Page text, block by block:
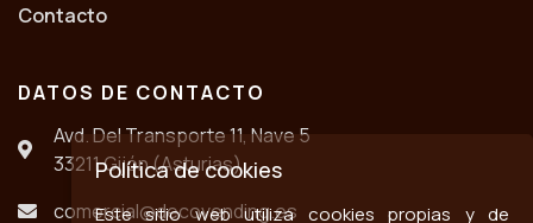
Contacto
DATOS DE CONTACTO
Avd. Del Transporte 11, Nave 5
33211 Gijón (Asturias)
comercial@decovending.es
Política de cookies
Este sitio web utiliza cookies propias y de